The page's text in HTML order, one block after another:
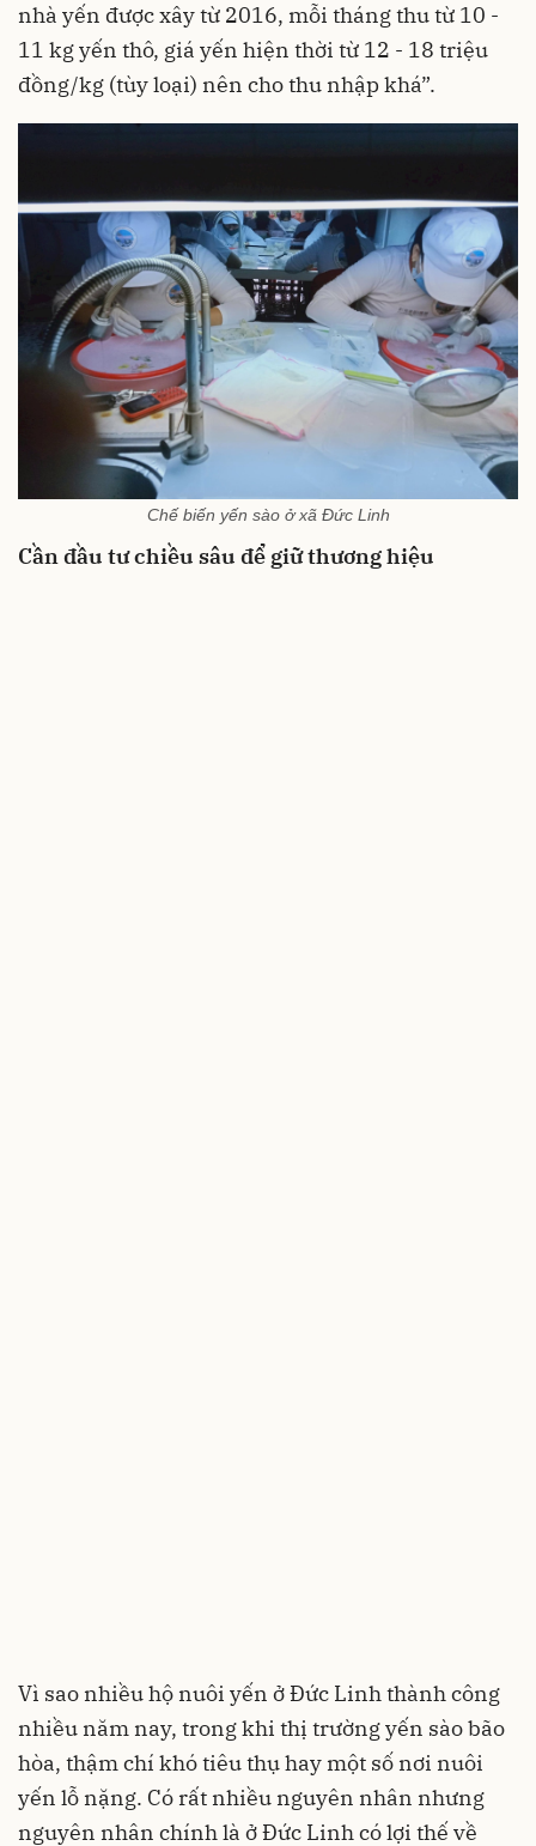
nhà yến được xây từ 2016, mỗi tháng thu từ 10 -
11 kg yến thô, giá yến hiện thời từ 12 - 18 triệu
đồng/kg (tùy loại) nên cho thu nhập khá”.
Chế biến yến sào ở xã Đức Linh
Cần đầu tư chiều sâu để giữ thương hiệu
Vì sao nhiều hộ nuôi yến ở Đức Linh thành công
nhiều năm nay, trong khi thị trường yến sào bão
hòa, thậm chí khó tiêu thụ hay một số nơi nuôi
yến lỗ nặng. Có rất nhiều nguyên nhân nhưng
nguyên nhân chính là ở Đức Linh có lợi thế về